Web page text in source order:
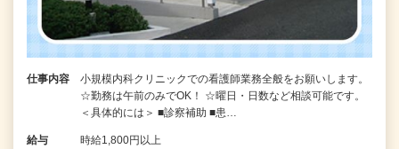
仕事内容
小規模内科クリニックでの看護師業務全般をお願いします。
☆勤務は午前のみでOK！ ☆曜日・日数など相談可能です。
＜具体的には＞ ■診察補助 ■患…
給与 時給1,800円以上